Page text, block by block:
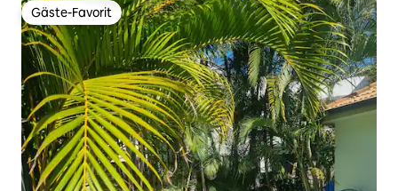
Gäste-Favorit
Gäste-Favorit